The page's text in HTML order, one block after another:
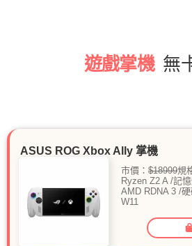
遊戲掌機 無
ASUS ROG Xbox Ally 掌機
市價： $18999規
Ryzen Z2 A /記
AMD RDNA 3 /
W11